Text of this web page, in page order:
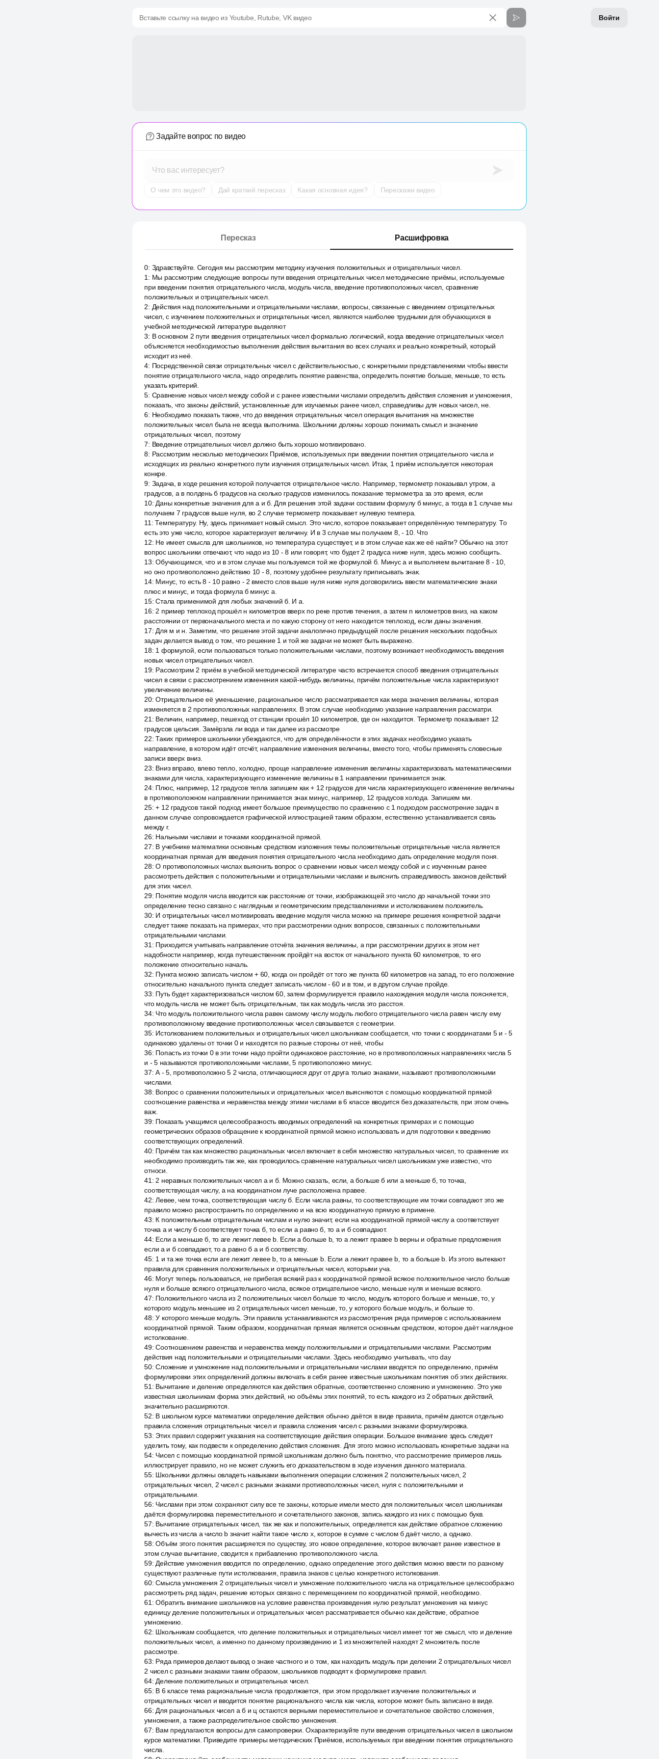
Войти
Вставьте ссылку на видео из Youtube, Rutube, VK видео
Задайте вопрос по видео
Что вас интересует?
О чем это видео? Дай краткий пересказ Какая основная идея? Перескажи видео
Пересказ Расшифровка
0: Здравствуйте. Сегодня мы рассмотрим методику изучения положительных и отрицательных чисел.
1 : Мы рассмотрим следующие вопросы пути введения отрицательных чисел методические приёмы, используемые
при введении понятия отрицательного числа, модуль числа, введение противоположных чисел, сравнение
положительных и отрицательных чисел.
2: Действия над положительными и отрицательными числами, вопросы, связанные с введением отрицательных
чисел, с изучением положительных и отрицательных чисел, являются наиболее трудными для обучающихся в
учебной методической литературе выделяют
3: В основном 2 пути введения отрицательных чисел формально логический, когда введение отрицательных чисел
объясняется необходимостью выполнения действия вычитания во всех случаях и реально конкретный, который
исходит из неё.
4: Посредственной связи отрицательных чисел с действительностью, с конкретными представлениями чтобы ввести
понятие отрицательного числа, надо определить понятие равенства, определить понятие больше, меньше, то есть
указать критерий.
5: Сравнение новых чисел между собой и с ранее известными числами определить действия сложения и умножения,
показать, что законы действий, установленные для изучаемых ранее чисел, справедливы для новых чисел, не.
6: Необходимо показать также, что до введения отрицательных чисел операция вычитания на множестве
положительных чисел была не всегда выполнима. Школьники должны хорошо понимать смысл и значение
отрицательных чисел, поэтому
7: Введение отрицательных чисел должно быть хорошо мотивировано.
8: Рассмотрим несколько методических Приёмов, используемых при введении понятия отрицательного числа и
исходящих из реально конкретного пути изучения отрицательных чисел. Итак, 1 приём используется некоторая
конкре.
9: Задача, в ходе решения которой получается отрицательное число. Например, термометр показывал утром, а
градусов, а в полдень б градусов на сколько градусов изменилось показание термометра за это время, если
10: Даны конкретные значения для а и б. Для решения этой задачи составим формулу б минус, а тогда в 1 случае мы
получаем 7 градусов выше нуля, во 2 случае термометр показывает нулевую темпера.
11 :Температуру. Ну, здесь принимает новый смысл. Это число, которое показывает определённую температуру. То
есть это уже число, которое характеризует величину. И в 3 случае мы получаем 8, - 10. Что
12: Не имеет смысла для школьников, но температура существует, и в этом случае как же её найти? Обычно на этот
вопрос школьники отвечают, что надо из 10 - 8 или говорят, что будет 2 градуса ниже нуля, здесь можно сообщить.
13:Обучающимся, что и в этом случае мы пользуемся той же формулой б. Минус а и выполняем вычитание 8 - 10,
но оно противоположно действию 10 - 8, поэтому удобнее результату приписывать знак.
14: Минус, то есть 8 - 10 равно - 2 вместо слов выше нуля ниже нуля договорились ввести математические знаки
плюс и минус, и тогда формула б минус а.
15:Стала применимой для любых значений б. И а.
16: 2 пример теплоход прошёл н километров вверх по реке против течения, а затем n километров вниз, на каком
расстоянии от первоначального места и по какую сторону от него находится теплоход, если даны значения.
17: Для м и н. Заметим, что решение этой задачи аналогично предыдущей после решения нескольких подобных
задач делается вывод о том, что решение 1 и той же задачи не может быть выражено.
18: 1 формулой, если пользоваться только положительными числами, поэтому возникает необходимость введения
новых чисел отрицательных чисел.
19: Рассмотрим 2 приём в учебной методической литературе часто встречается способ введения отрицательных
чисел в связи с рассмотрением изменения какой-нибудь величины, причём положительные числа характеризуют
увеличение величины.
20:Отрицательное её уменьшение, рациональное число рассматривается как мера значения величины, которая
изменяется в 2 противоположных направлениях. В этом случае необходимо указание направления рассматри.
21 : Величин, например, пешеход от станции прошёл 10 километров, где он находится. Термометр показывает 12
градусов цельсия. Замёрзла ли вода и так далее из рассмотре
22:Таких примеров школьники убеждаются, что для определённости в этих задачах необходимо указать
направление, в котором идёт отсчёт, направление изменения величины, вместо того, чтобы применять словесные
записи вверх вниз.
23: Вниз вправо, влево тепло, холодно, проще направление изменения величины характеризовать математическими
знаками для числа, характеризующего изменение величины в 1 направлении принимается знак.
24: Плюс, например, 12 градусов тепла запишем как + 12 градусов для числа характеризующего изменение величины
в противоположном направлении принимается знак минус, например, 12 градусов холода. Запишем ми.
25:+ 12 градусов такой подход имеет большое преимущество по сравнению с 1 подходом рассмотрение задач в
данном случае сопровождается графической иллюстрацией таким образом, естественно устанавливается связь
между r.
26: Нальными числами и точками координатной прямой.
27: В учебнике математики основным средством изложения темы положительные отрицательные числа является
координатная прямая для введения понятия отрицательного числа необходимо дать определение модуля поня.
28:О противоположных числах выяснить вопрос о сравнении новых чисел между собой и с изученным ранее
рассмотреть действия с положительными и отрицательными числами и выяснить справедливость законов действий
для этих чисел.
29: Понятие модуля числа вводится как расстояние от точки, изображающей это число до начальной точки это
определение тесно связано с наглядным и геометрическим представлениями и истолкованием положитель.
30: И отрицательных чисел мотивировать введение модуля числа можно на примере решения конкретной задачи
следует также показать на примерах, что при рассмотрении одних вопросов, связанных с положительными
отрицательными числами.
31 : Приходится учитывать направление отсчёта значения величины, а при рассмотрении других в этом нет
надобности например, когда путешественник пройдёт на восток от начального пункта 60 километров, то его
положение относительно началь.
32: Пункта можно записать числом + 60, когда он пройдёт от того же пункта 60 километров на запад, то его положение
относительно начального пункта следует записать числом - 60 и в том, и в другом случае пройде.
33: Путь будет характеризоваться числом 60, затем формулируется правило нахождения модуля числа поясняется,
что модуль числа не может быть отрицательным, так как модуль числа это расстоя.
34: Что модуль положительного числа равен самому числу модуль любого отрицательного числа равен числу ему
противоположному введение противоположных чисел связывается с геометрии.
35: Истолкованием положительных и отрицательных чисел школьникам сообщается, что точки с координатами 5 и - 5
одинаково удалены от точки 0 и находятся по разные стороны от неё, чтобы
36: Попасть из точки 0 в эти точки надо пройти одинаковое расстояние, но в противоположных направлениях числа 5
и - 5 называются противоположными числами, 5 противоположно минус.
37:А - 5, противоположно 5 2 числа, отличающиеся друг от друга только знаками, называют противоположными
числами.
38: Вопрос о сравнении положительных и отрицательных чисел выясняются с помощью координатной прямой
соотношение равенства и неравенства между этими числами в 6 классе вводится без доказательств, при этом очень
важ.
39: Показать учащимся целесообразность вводимых определений на конкретных примерах и с помощью
геометрических образов обращение к координатной прямой можно использовать и для подготовки к введению
соответствующих определений.
40: Причём так как множество рациональных чисел включает в себя множество натуральных чисел, то сравнение их
необходимо производить так же, как проводилось сравнение натуральных чисел школьникам уже известно, что
относи.
41 : 2 неравных положительных чисел а и б. Можно сказать, если, а больше б или а меньше б, то точка,
соответствующая числу, а на координатном луче расположена правее.
42:Левее, чем точка, соответствующая числу б. Если числа равны, то соответствующие им точки совпадают это же
правило можно распространить по определению и на всю координатную прямую в примене.
43: К положительным отрицательным числам и нулю значит, если на координатной прямой числу а соответствует
точка а и числу б соответствует точка б, то если а равно б, то а и б совпадают.
44: Если а меньше б, то are лежит левее b. Если a больше b, то a лежит правее b верны и обратные предложения
если а и б совпадают, то а равно б а и б соответству.
45: 1 и та же точка если are лежит левее b, то a меньше b. Если a лежит правее b, то a больше b. Из этого вытекают
правила для сравнения положительных и отрицательных чисел, которыми уча.
46: Могут теперь пользоваться, не прибегая всякий раз к координатной прямой всякое положительное число больше
нуля и больше всякого отрицательного числа, всякое отрицательное число, меньше нуля и меньше всякого.
47: Положительного числа из 2 положительных чисел больше то число, модуль которого больше и меньше, то, у
которого модуль меньшее из 2 отрицательных чисел меньше, то, у которого больше модуль, и больше то.
48:У которого меньше модуль. Эти правила устанавливаются из рассмотрения ряда примеров с использованием
координатной прямой. Таким образом, координатная прямая является основным средством, которое даёт наглядное
истолкование.
49:Соотношением равенства и неравенства между положительными и отрицательными числами. Рассмотрим
действия над положительными и отрицательными числами. Здесь необходимо учитывать, что day
50:Сложение и умножение над положительными и отрицательными числами вводятся по определению, причём
формулировки этих определений должны включать в себя ранее известные школьникам понятия об этих действиях.
51 : Вычитание и деление определяются как действия обратные, соответственно сложению и умножению. Это уже
известная школьникам форма этих действий, но объёмы этих понятий, то есть каждого из 2 обратных действий,
значительно расширяются.
52: В школьном курсе математики определение действия обычно даётся в виде правила, причём даются отдельно
правила сложения отрицательных чисел и правила сложения чисел с разными знаками формулировка.
53: Этих правил содержит указания на соответствующие действия операции. Большое внимание здесь следует
уделить тому, как подвести к определению действия сложения. Для этого можно использовать конкретные задачи на
54: Чисел с помощью координатной прямой школьникам должно быть понятно, что рассмотрение примеров лишь
иллюстрирует правило, но не может служить его доказательством в ходе изучения данного материала.
55: Школьники должны овладеть навыками выполнения операции сложения 2 положительных чисел, 2
отрицательных чисел, 2 чисел с разными знаками противоположных чисел, нуля с положительными и
отрицательными.
56: Числами при этом сохраняют силу все те законы, которые имели место для положительных чисел школьникам
даётся формулировка переместительного и сочетательного законов, запись каждого из них с помощью букв.
57: Вычитание отрицательных чисел, так же как и положительных, определяется как действие обратное сложению
вычесть из числа a число b значит найти такое число x, которое в сумме с числом б даёт число, а однако.
58:Объём этого понятия расширяется по существу, это новое определение, которое включает ранее известное в
этом случае вычитание, сводится к прибавлению противоположного числа.
59: Действие умножения вводится по определению, однако определение этого действия можно ввести по разному
существуют различные пути истолкования, правила знаков с целью конкретного истолкования.
60:Смысла умножения 2 отрицательных чисел и умножение положительного числа на отрицательное целесообразно
рассмотреть ряд задач, решение которых связано с перемещением по координатной прямой, необходимо.
61 :Обратить внимание школьников на условие равенства произведения нулю результат умножения на минус
единицу деление положительных и отрицательных чисел рассматривается обычно как действие, обратное
умножению.
62: Школьникам сообщается, что деление положительных и отрицательных чисел имеет тот же смысл, что и деление
положительных чисел, а именно по данному произведению и 1 из множителей находят 2 множитель после
рассмотре.
63: Ряда примеров делают вывод о знаке частного и о том, как находить модуль при делении 2 отрицательных чисел
2 чисел с разными знаками таким образом, школьников подводят к формулировке правил.
64: Деление положительных и отрицательных чисел.
65: В 6 классе тема рациональные числа продолжается, при этом продолжает изучение положительных и
отрицательных чисел и вводится понятие рационального числа как числа, которое может быть записано в виде.
66: Для рациональных чисел а б и ц остаются верными переместительное и сочетательное свойство сложения,
умножения, а также распределительное свойство умножения.
67: Вам предлагаются вопросы для самопроверки. Охарактеризуйте пути введения отрицательных чисел в школьном
курсе математики. Приведите примеры методических Приёмов, используемых при введении понятия отрицательного
числа.